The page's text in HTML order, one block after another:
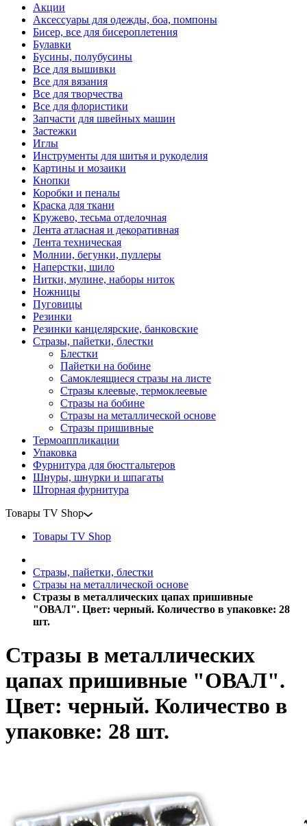
Акции
Аксессуары для одежды, боа, помпоны
Бисер, все для бисероплетения
Булавки
Бусины, полубусины
Все для вышивки
Все для вязания
Все для творчества
Все для флористики
Запчасти для швейных машин
Застежки
Иглы
Инструменты для шитья и рукоделия
Картины и мозаики
Кнопки
Коробки и пеналы
Краска для ткани
Кружево, тесьма отделочная
Лента атласная и декоративная
Лента техническая
Молнии, бегунки, пуллеры
Наперстки, шило
Нитки, мулине, наборы ниток
Ножницы
Пуговицы
Резинки
Резинки канцелярские, банковские
Стразы, пайетки, блестки
Блестки
Пайетки на бобине
Самоклеящиеся стразы на листе
Стразы клеевые, термоклеевые
Стразы на бобине
Стразы на металлической основе
Стразы пришивные
Термоаппликации
Упаковка
Фурнитура для бюстгальтеров
Шнуры, шнурки и шпагаты
Шторная фурнитура
Товары TV Shop
Товары TV Shop
Стразы, пайетки, блестки
Стразы на металлической основе
Стразы в металлических цапах пришивные
"ОВАЛ". Цвет: черный. Количество в упаковке: 28
шт.
Стразы в металлических
цапах пришивные "ОВАЛ".
Цвет: черный. Количество в
упаковке: 28 шт.